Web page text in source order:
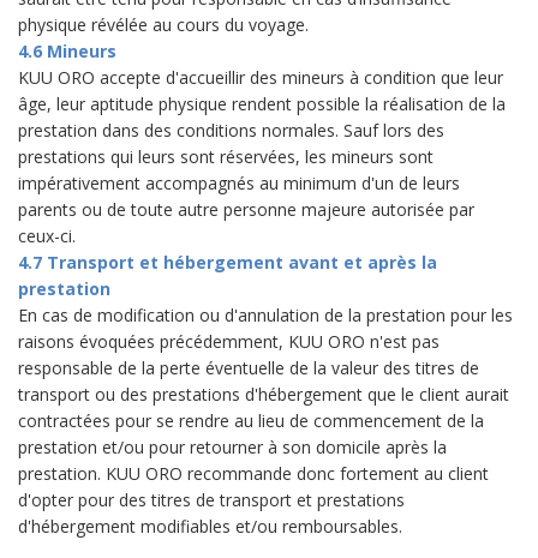
physique révélée au cours du voyage.
4.6 Mineurs
KUU ORO accepte d'accueillir des mineurs à condition que leur
âge, leur aptitude physique rendent possible la réalisation de la
prestation dans des conditions normales. Sauf lors des
prestations qui leurs sont réservées, les mineurs sont
impérativement accompagnés au minimum d'un de leurs
parents ou de toute autre personne majeure autorisée par
ceux-ci.
4.7 Transport et hébergement avant et après la
prestation
En cas de modification ou d'annulation de la prestation pour les
raisons évoquées précédemment, KUU ORO n'est pas
responsable de la perte éventuelle de la valeur des titres de
transport ou des prestations d'hébergement que le client aurait
contractées pour se rendre au lieu de commencement de la
prestation et/ou pour retourner à son domicile après la
prestation. KUU ORO recommande donc fortement au client
d'opter pour des titres de transport et prestations
d'hébergement modifiables et/ou remboursables.